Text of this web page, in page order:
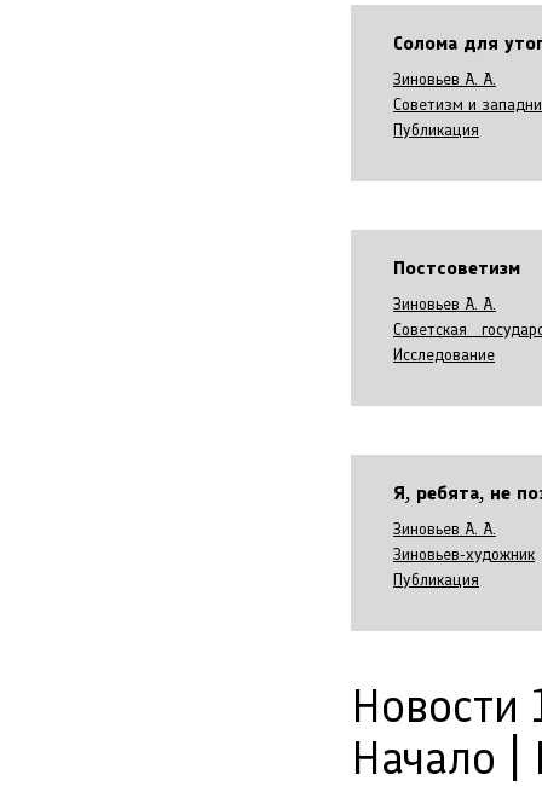
Солома для
Зиновьев А. А.
Советизм и
Публикация
Постсоветизм
Зиновьев А. А.
Советская
Исследование
Я, ребята, не
Зиновьев А. А.
Зиновьев-художник
Публикация
Новости
Начало